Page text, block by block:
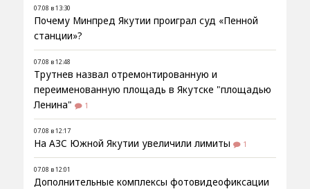
07.08 в 13:30
Почему Минпред Якутии проиграл суд «Пенной
станции»?
07.08 в 12:48
Трутнев назвал отремонтированную и
переименованную площадь в Якутске "площадью
Ленина"
1
07.08 в 12:17
На АЗС Южной Якутии увеличили лимиты 1
07.08 в 12:01
Дополнительные комплексы фотовидеофиксации